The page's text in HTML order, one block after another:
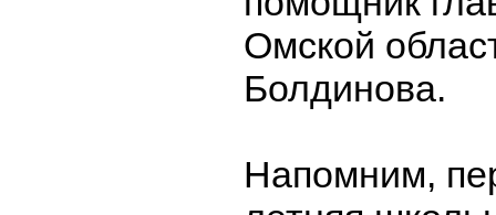
Омской
Болдинова.
Напомним,